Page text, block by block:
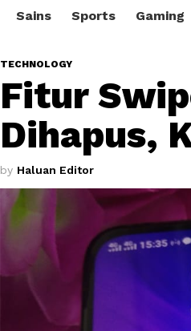
Sains Sports Gaming
TECHNOLOGY
Fitur
Dihapus,
by Haluan Editor